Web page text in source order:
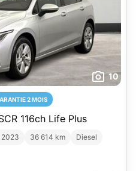
10
2 MOIS
116ch Life Plus
2023 36 614 km
Diesel